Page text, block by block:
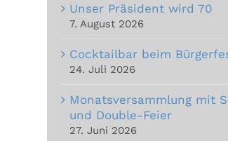
Unser Präsident wird 70
7. August 2026
Cocktailbar beim
24. Juli 2026
Monatsversammlung mit
und Double-Feier
27. Juni 2026